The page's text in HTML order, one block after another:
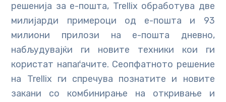
решенија за е-пошта, Trellix обработува две
милијарди примероци од е-пошта и 93
милиони прилози на е-пошта дневно,
набљудувајќи ги новите техники кои ги
користат напаѓачите. Сеопфатното решение
на Trellix ги спречува познатите и новите
закани со комбинирање на откривање и